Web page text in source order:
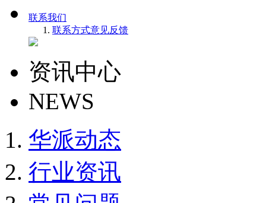
联系我们
联系方式意见反馈
资讯中心
NEWS
华派动态
行业资讯